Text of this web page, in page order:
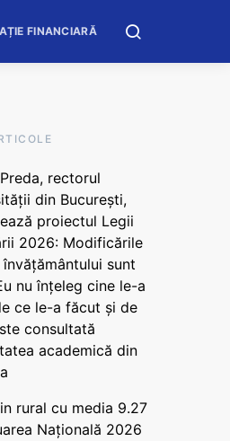
FINANCIARĂ
rectorul
din București,
proiectul Legii
2026: Modificările
sunt
nu înțeleg cine le-a
ce le-a făcut și de
consultată
academică din
rural cu media 9.27
Națională 2026